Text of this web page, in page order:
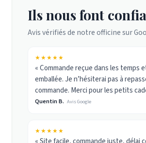
Ils nous font
Avis vérifiés de notre officine sur
★★★★★
« Commande reçue dans les temps
emballée. Je n’hésiterai pas à
commande. Merci pour les petits
Quentin B. Avis Google
★★★★★